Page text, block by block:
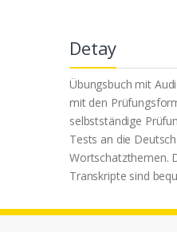
Detay
Übungsbuch mit
mit den
selbstständige
Tests an die
Wortschatzthemen.
Transkripte sind